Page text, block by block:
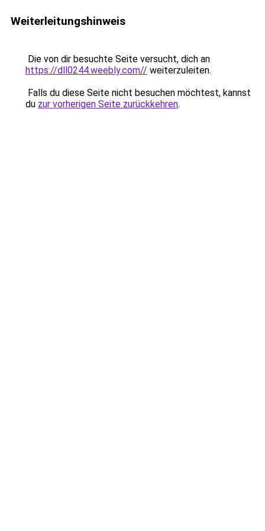
Weiterleitungshinweis
Die von dir besuchte Seite versucht, dich an
https://dll0244.weebly.com// weiterzuleiten.
Falls du diese Seite nicht besuchen möchtest, kannst
du zur vorherigen Seite zurückkehren.